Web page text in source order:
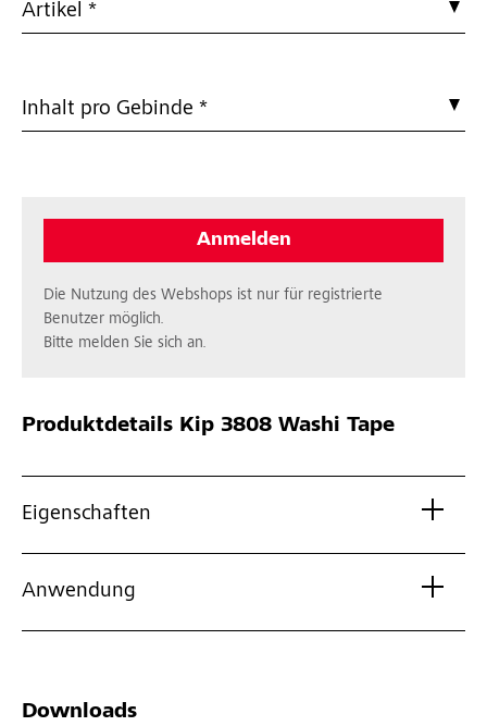
Artikel *
Inhalt pro Gebinde *
Anmelden
Die Nutzung des Webshops ist nur für registrierte
Benutzer möglich.
Bitte melden Sie sich an.
Produktdetails Kip 3808 Washi Tape
Eigenschaften
Anwendung
Downloads